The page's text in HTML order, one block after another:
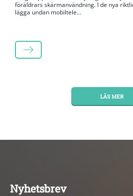
föräldrars skärmanvändning. I de nya
lägga undan mobiltele...
LÄS MER
LÄS MER
Nyhetsbrev